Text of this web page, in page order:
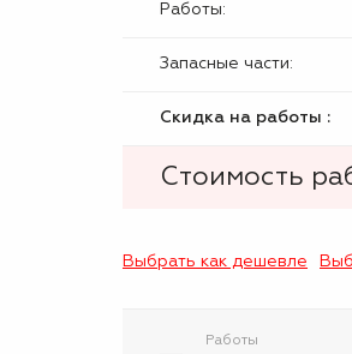
Работы:
Запасные части:
Скидка на работы :
Стоимость
Выбрать как дешевле
Работы